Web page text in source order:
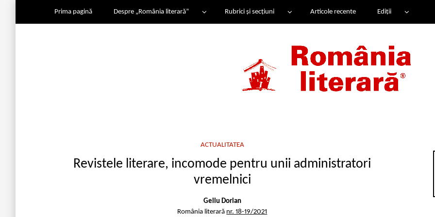
Prima pagină Despre „România literară” Rubrici și secțiuni Articole recente Ediții
ACTUALITATEA
Revistele literare, incomode pentru unii administratori
vremelnici
Gellu Dorian
România literară nr. 18-19/2021